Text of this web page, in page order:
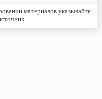
материалов указывайте